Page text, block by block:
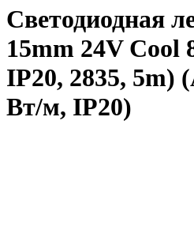
Светодиодная
15mm 24V Cool
IP20, 2835, 5m)
Вт/м, IP20)